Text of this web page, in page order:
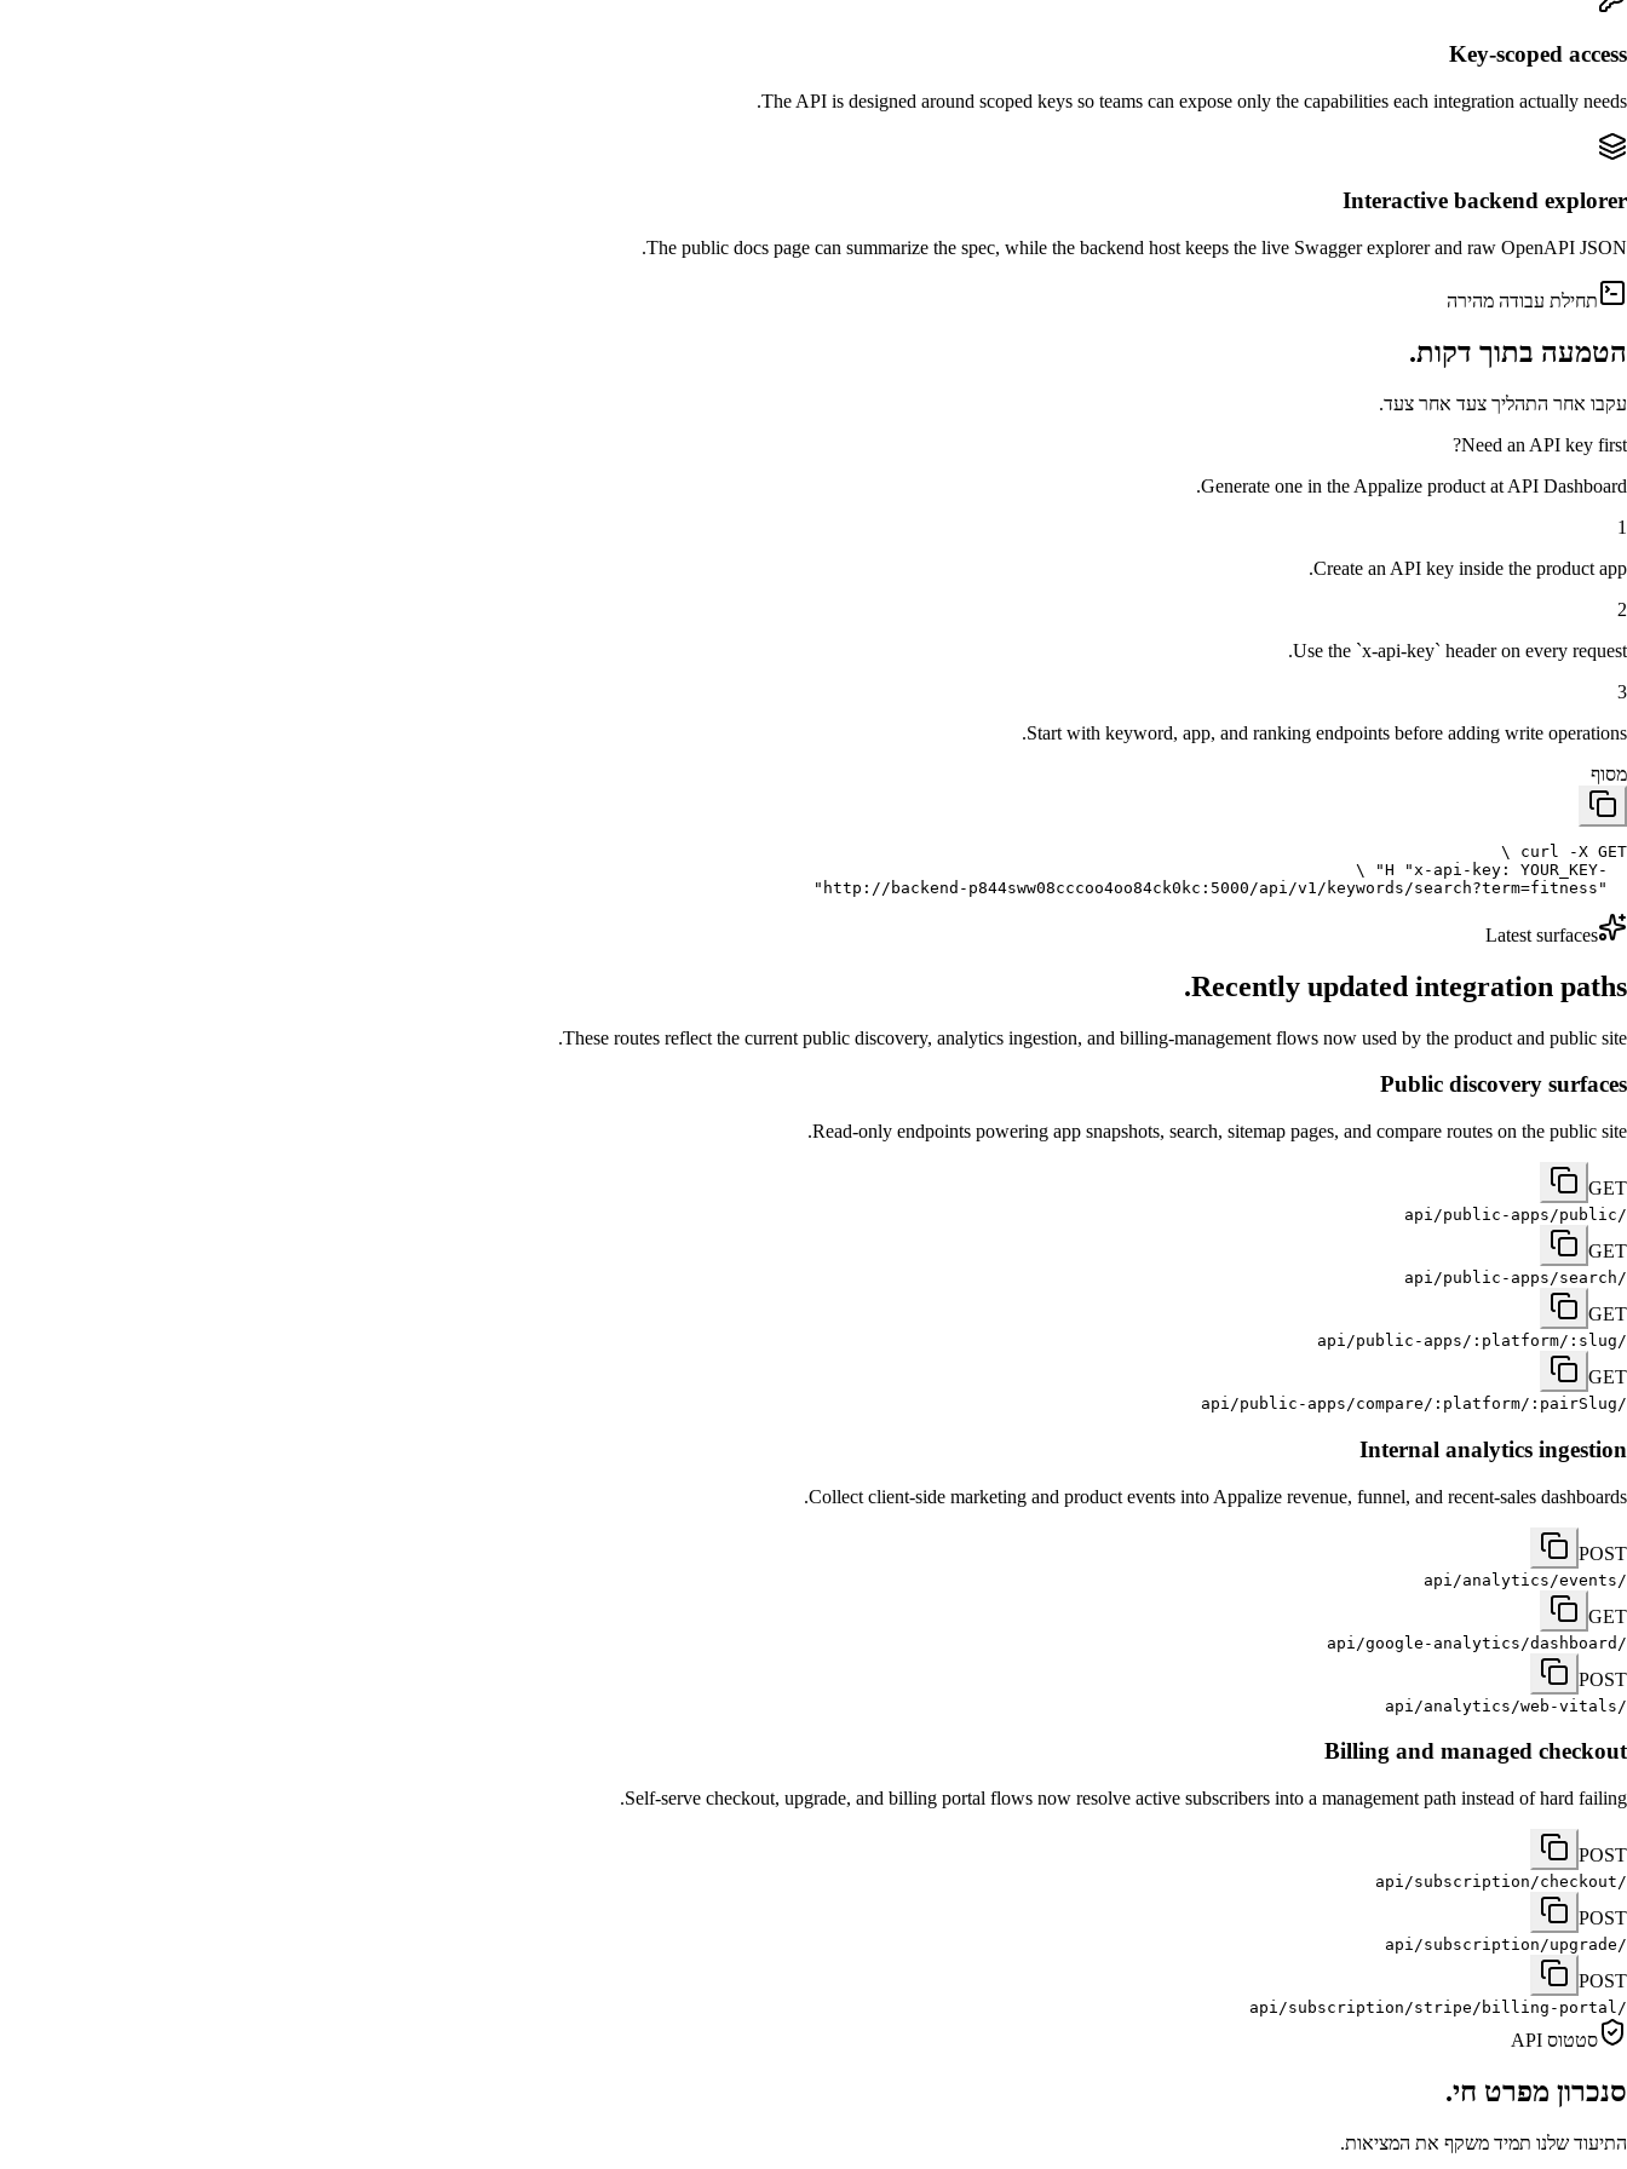
Key-scoped access
The API is designed around scoped keys so teams can expose only the capabilities each integration actually needs.
Interactive backend explorer
The public docs page can summarize the spec, while the backend host keeps the live Swagger explorer and raw OpenAPI JSON.
תחילת עבודה מהירה
הטמעה בתוך דקות.
עקבו אחר התהליך צעד אחר צעד.
Need an API key first?
Generate one in the Appalize product at API Dashboard
.
1
Create an API key inside the product app.
2
Use the `x-api-key` header on every request.
3
Start with keyword, app, and ranking endpoints before adding write operations.
מסוף
  "http://backend-p844sww08cccoo4oo84ck0kc:5000/api/v1/keywords/search?term=fitness"
Latest surfaces
Recently updated integration paths.
These routes reflect the current public discovery, analytics ingestion, and billing-management flows now used by the product and public site.
Public discovery surfaces
Read-only endpoints powering app snapshots, search, sitemap pages, and compare routes on the public site.
GET
/api/public-apps/public
GET
/api/public-apps/search
GET
/api/public-apps/:platform/:slug
GET
/api/public-apps/compare/:platform/:pairSlug
Internal analytics ingestion
Collect client-side marketing and product events into Appalize revenue, funnel, and recent-sales dashboards.
POST
/api/analytics/events
GET
/api/google-analytics/dashboard
POST
/api/analytics/web-vitals
Billing and managed checkout
Self-serve checkout, upgrade, and billing portal flows now resolve active subscribers into a management path instead of hard failing.
POST
/api/subscription/checkout
POST
/api/subscription/upgrade
POST
/api/subscription/stripe/billing-portal
סטטוס API
סנכרון מפרט חי.
התיעוד שלנו תמיד משקף את המציאות.